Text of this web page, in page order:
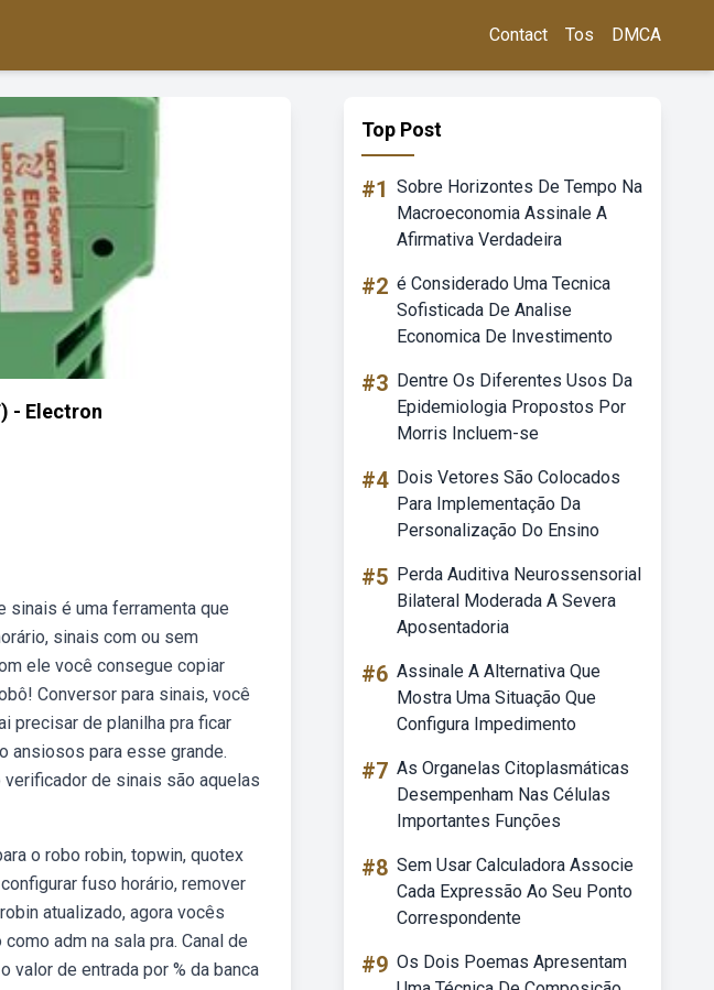
Contact Tos DMCA
- Electron
sinais é uma ferramenta que
sinais com ou sem
ele você consegue copiar
Conversor para sinais, você
precisar de planilha pra ficar
ansiosos para esse grande.
de sinais são aquelas
o robo robin, topwin, quotex
fuso horário, remover
atualizado, agora vocês
adm na sala pra. Canal de
de entrada por % da banca
Top Post
#1 Sobre Horizontes De Tempo Na
Macroeconomia Assinale A
Afirmativa Verdadeira
#2 é Considerado Uma Tecnica
Sofisticada De Analise
Economica De Investimento
#3 Dentre Os Diferentes Usos Da
Epidemiologia Propostos Por
Morris Incluem-se
#4 Dois Vetores São Colocados
Para Implementação Da
Personalização Do Ensino
#5 Perda Auditiva Neurossensorial
Bilateral Moderada A Severa
Aposentadoria
#6 Assinale A Alternativa Que
Mostra Uma Situação Que
Configura Impedimento
#7 As Organelas Citoplasmáticas
Desempenham Nas Células
Importantes Funções
#8 Sem Usar Calculadora Associe
Cada Expressão Ao Seu Ponto
Correspondente
#9 Os Dois Poemas Apresentam